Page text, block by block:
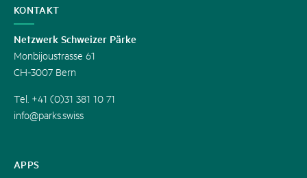
APPS
KONTAKT
Netzwerk Schweizer Pärke
Monbijoustrasse 61
CH-3007 Bern
Tel. +41 (0)31 381 10 71
info@parks.swiss